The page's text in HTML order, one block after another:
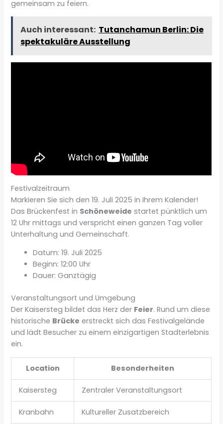
gemeinsam zu feiern.
Auch interessant: Tutanchamun Berlin: Die
spektakuläre Ausstellung
Festivalzeitraum
Markieren Sie sich den 19. Juli 2025 in Ihrem Kalender!
Das Brückenfest in Schöneweide startet pünktlich um
12 Uhr mittags und verspricht einen ganzen Tag voller
Unterhaltung und Gemeinschaft.
Datum: 19. Juli 2025
Beginn: 12:00 Uhr
Dauer: Ganztägig
Veranstaltungsort und Umgebung
Der Kaisersteg bildet das Herz der Feier. Rund um diese
historische Brücke erstreckt sich das Festivalgelände
und lädt Besucher zu einem einzigartigen Stadterlebnis
ein.
Location Besonderheiten
Kaisersteg Zentraler Veranstaltungsort
Kranbahn Kultureller Zusatzbereich